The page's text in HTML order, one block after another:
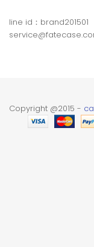
line id：brand201501
Copyright @2015 -